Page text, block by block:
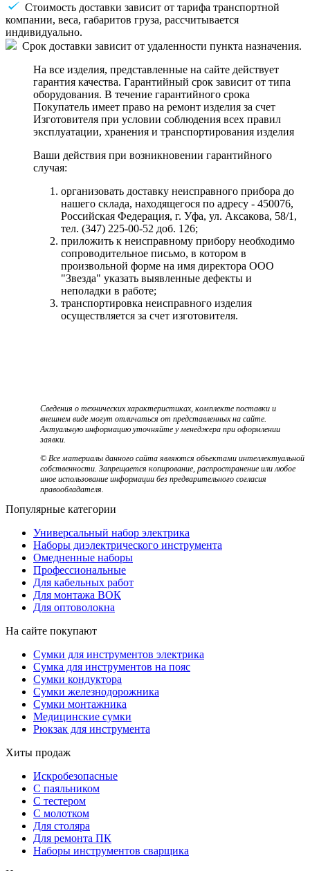
Стоимость доставки зависит от тарифа транспортной
компании, веса, габаритов груза, рассчитывается
индивидуально.
Срок доставки зависит от удаленности пункта назначения.
На все изделия, представленные на сайте действует
гарантия качества. Гарантийный срок зависит от типа
оборудования. В течение гарантийного срока
Покупатель имеет право на ремонт изделия за счет
Изготовителя при условии соблюдения всех правил
эксплуатации, хранения и транспортирования изделия
Ваши действия при возникновении гарантийного
случая:
организовать доставку неисправного прибора до
нашего склада, находящегося по адресу - 450076,
Российская Федерация, г. Уфа, ул. Аксакова, 58/1,
тел. (347) 225-00-52 доб. 126;
приложить к неисправному прибору необходимо
сопроводительное письмо, в котором в
произвольной форме на имя директора ООО
"Звезда" указать выявленные дефекты и
неполадки в работе;
транспортировка неисправного изделия
осуществляется за счет изготовителя.
Сведения о технических характеристиках, комплекте поставки и
внешнем виде могут отличаться от представленных на сайте.
Актуальную информацию уточняйте у менеджера при оформлении
заявки.
© Все материалы данного сайта являются объектами интеллектуальной
собственности. Запрещается копирование, распространение или любое
иное использование информации без предварительного согласия
правообладателя.
Популярные категории
Универсальный набор электрика
Наборы диэлектрического инструмента
Омедненные наборы
Профессиональные
Для кабельных работ
Для монтажа ВОК
Для оптоволокна
На сайте покупают
Сумки для инструментов электрика
Сумка для инструментов на пояс
Сумки кондуктора
Сумки железнодорожника
Сумки монтажника
Медицинские сумки
Рюкзак для инструмента
Хиты продаж
Искробезопасные
С паяльником
С тестером
С молотком
Для столяра
Для ремонта ПК
Наборы инструментов сварщика